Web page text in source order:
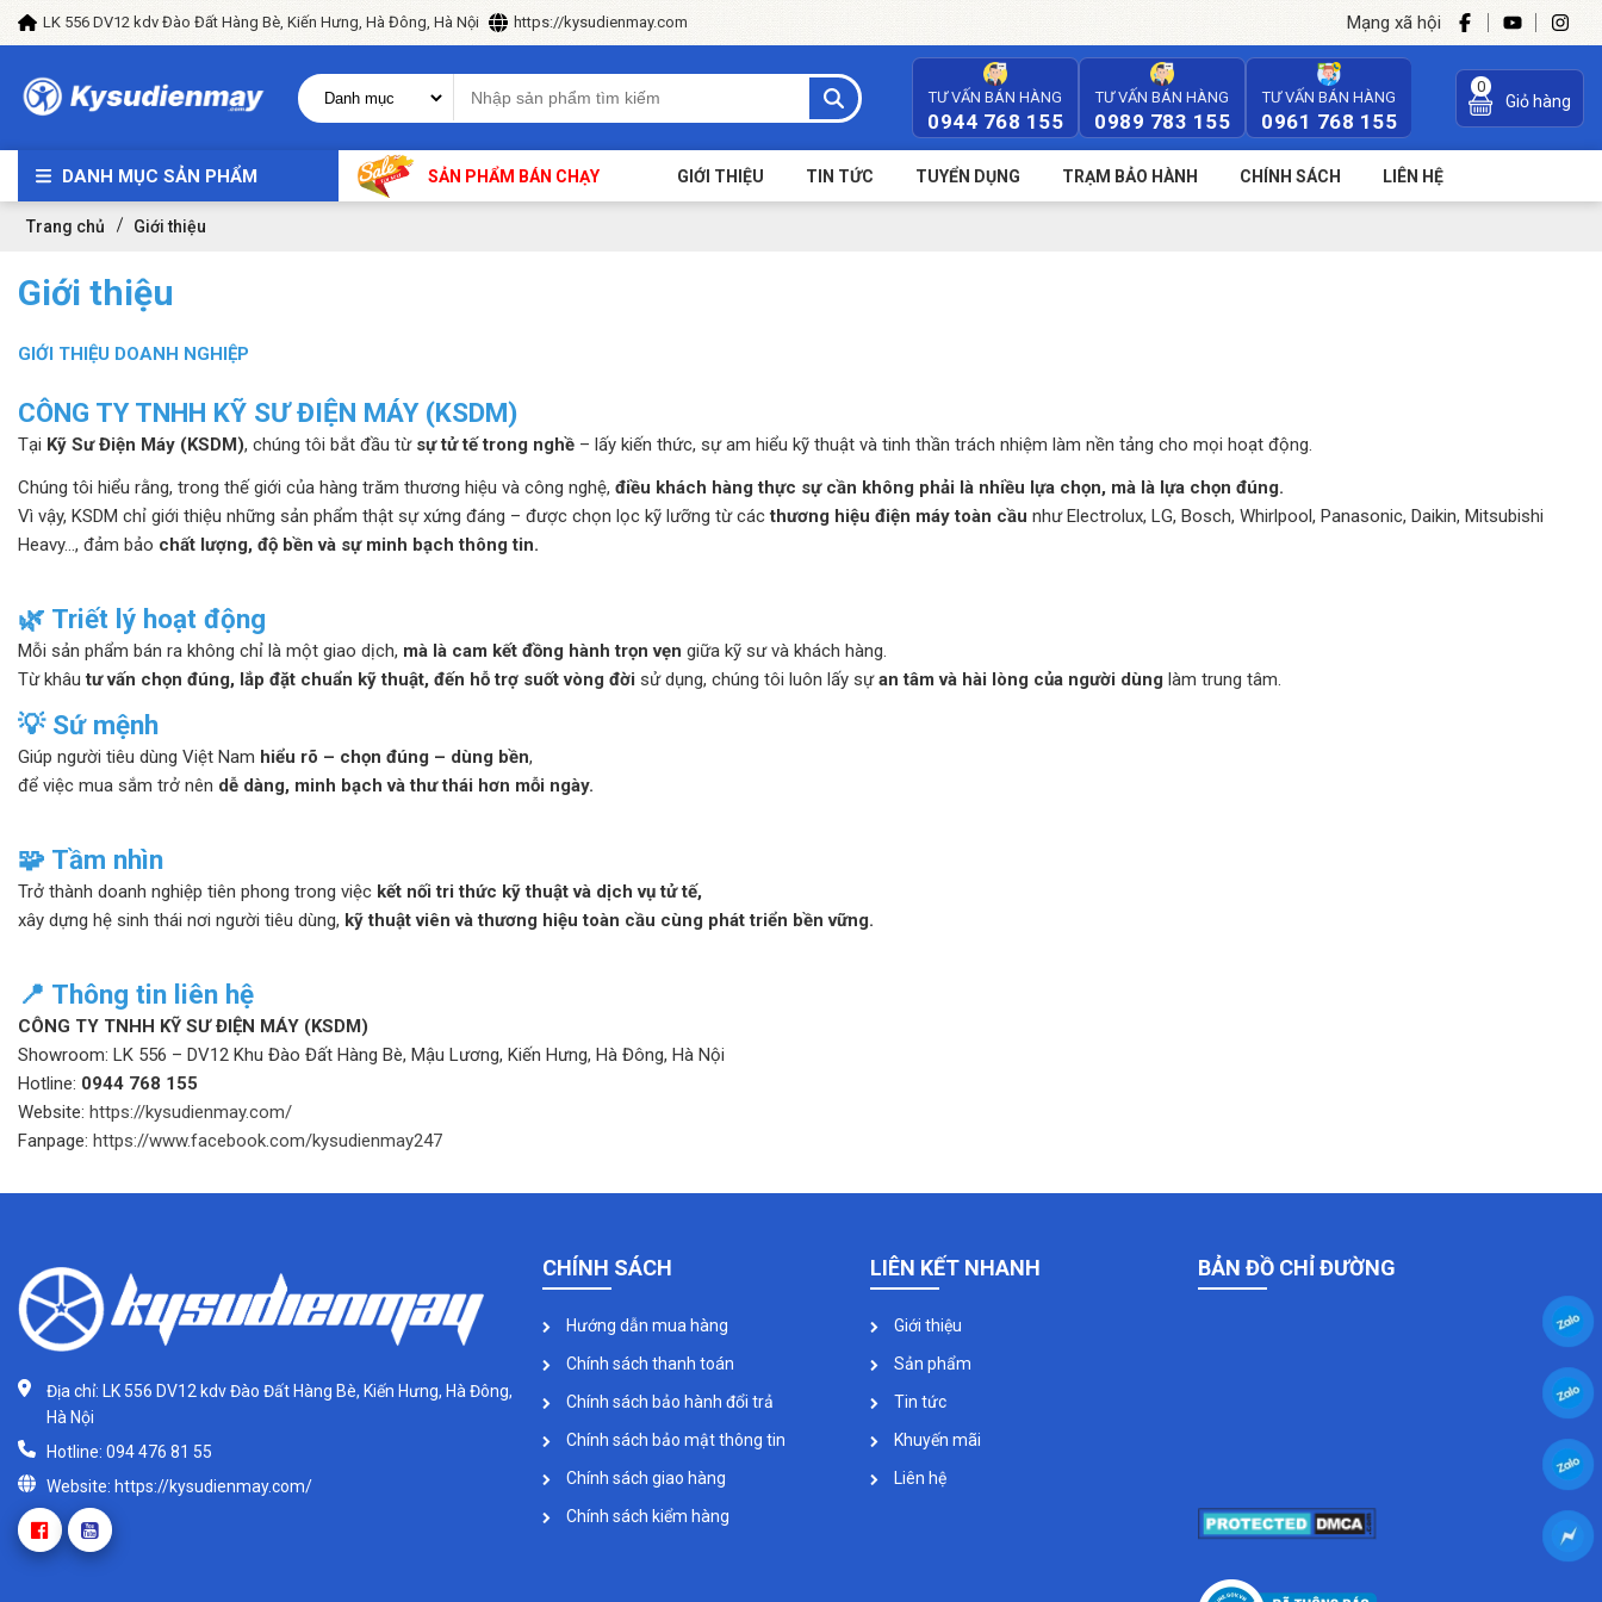
LK 556 DV12 kdv Đào Đất Hàng Bè, Kiến Hưng, Hà Đông, Hà Nội https://kysudienmay.com Mạng xã hội
TƯ VẤN BÁN HÀNG
0944 768 155
TƯ VẤN BÁN HÀNG
0989 783 155
TƯ VẤN BÁN HÀNG
0961 768 155
0
Giỏ hàng
DANH MỤC SẢN PHẨM SẢN PHẨM BÁN CHẠY GIỚI THIỆU TIN TỨC TUYỂN DỤNG TRẠM BẢO HÀNH CHÍNH SÁCH LIÊN HỆ
Trang chủ Giới thiệu
Giới thiệu
GIỚI THIỆU DOANH NGHIỆP
CÔNG TY TNHH KỸ SƯ ĐIỆN MÁY (KSDM)
Tại Kỹ Sư Điện Máy (KSDM), chúng tôi bắt đầu từ sự tử tế trong nghề – lấy kiến thức, sự am hiểu kỹ thuật và tinh thần trách nhiệm làm nền tảng cho mọi hoạt động.
Chúng tôi hiểu rằng, trong thế giới của hàng trăm thương hiệu và công nghệ, điều khách hàng thực sự cần không phải là nhiều lựa chọn, mà là lựa chọn đúng.
Vì vậy, KSDM chỉ giới thiệu những sản phẩm thật sự xứng đáng – được chọn lọc kỹ lưỡng từ cácthương hiệu điện máy toàn cầu như Electrolux, LG, Bosch, Whirlpool, Panasonic, Daikin, Mitsubishi
Heavy..., đảm bảo chất lượng, độ bền và sự minh bạch thông tin.
🌿 Triết lý hoạt động
Mỗi sản phẩm bán ra không chỉ là một giao dịch, mà là cam kết đồng hành trọn vẹn giữa kỹ sư và khách hàng.
Từ khâutư vấn chọn đúng, lắp đặt chuẩn kỹ thuật, đến hỗ trợ suốt vòng đời sử dụng, chúng tôi luôn lấy sựan tâm và hài lòng của người dùng làm trung tâm.
💡 Sứ mệnh
Giúp người tiêu dùng Việt Nam hiểu rõ – chọn đúng – dùng bền,
để việc mua sắm trở nên dễ dàng, minh bạch và thư thái hơn mỗi ngày.
🧩 Tầm nhìn
Trở thành doanh nghiệp tiên phong trong việc kết nối tri thức kỹ thuật và dịch vụ tử tế,
xây dựng hệ sinh thái nơi người tiêu dùng, kỹ thuật viên và thương hiệu toàn cầu cùng phát triển bền vững.
📍 Thông tin liên hệ
CÔNG TY TNHH KỸ SƯ ĐIỆN MÁY (KSDM)
Showroom: LK 556 – DV12 Khu Đào Đất Hàng Bè, Mậu Lương, Kiến Hưng, Hà Đông, Hà Nội
Hotline: 0944 768 155
Website: https://kysudienmay.com/
Fanpage: https://www.facebook.com/kysudienmay247
Địa chỉ: LK 556 DV12 kdv Đào Đất Hàng Bè, Kiến Hưng, Hà Đông,
Hà Nội
Hotline: 094 476 81 55
Website: https://kysudienmay.com/
CHÍNH SÁCH
Hướng dẫn mua hàng
Chính sách thanh toán
Chính sách bảo hành đổi trả
Chính sách bảo mật thông tin
Chính sách giao hàng
Chính sách kiểm hàng
LIÊN KẾT NHANH
Giới thiệu
Sản phẩm
Tin tức
Khuyến mãi
Liên hệ
BẢN ĐỒ CHỈ ĐƯỜNG